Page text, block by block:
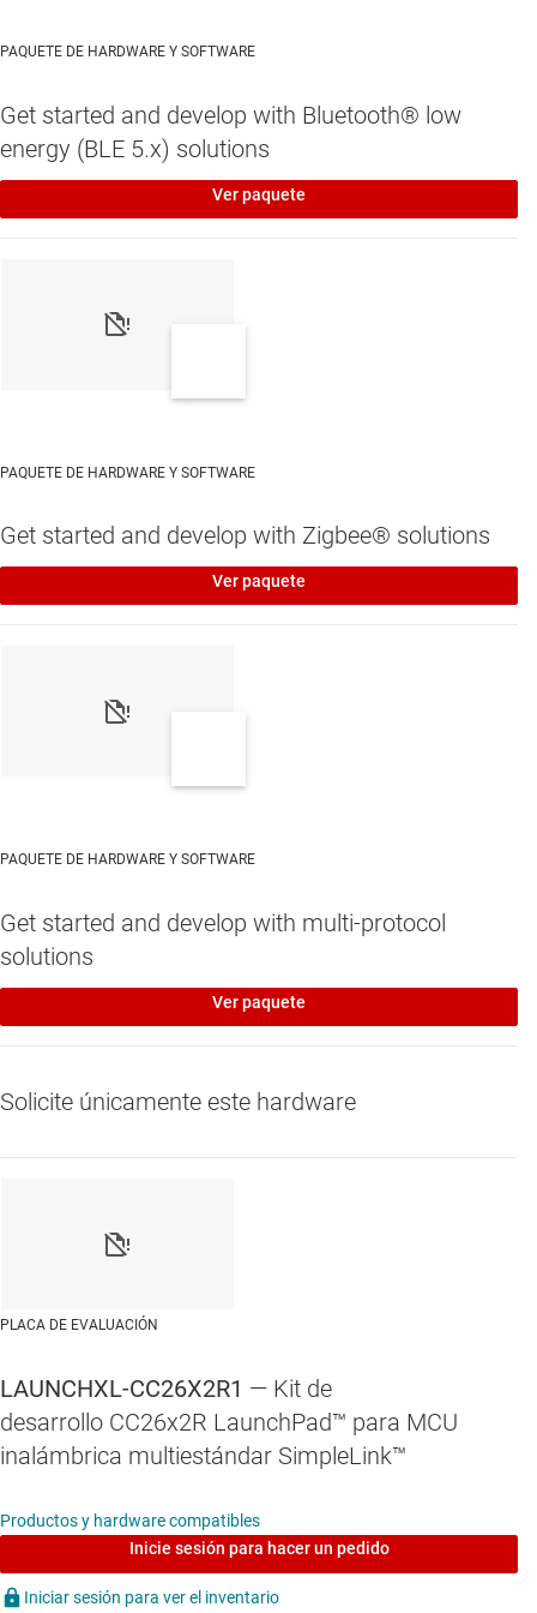
PAQUETE DE HARDWARE Y SOFTWARE
Get started and develop with Bluetooth® low
energy (BLE 5.x) solutions
Ver paquete
PAQUETE DE HARDWARE Y SOFTWARE
Get started and develop with Zigbee® solutions
Ver paquete
PAQUETE DE HARDWARE Y SOFTWARE
Get started and develop with multi-protocol
solutions
Ver paquete
Solicite únicamente este hardware
PLACA DE EVALUACIÓN
LAUNCHXL-CC26X2R1 — Kit de
desarrollo CC26x2R LaunchPad™ para MCU
inalámbrica multiestándar SimpleLink™
Productos y hardware compatibles
Inicie sesión para hacer un pedido
Iniciar sesión para ver el inventario